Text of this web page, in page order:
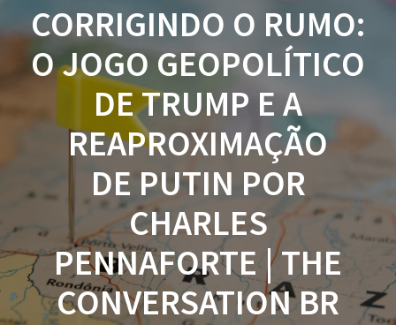
CORRIGINDO O RUMO:
O JOGO GEOPOLÍTICO
DE TRUMP E A
REAPROXIMAÇÃO
DE PUTIN POR
CHARLES
PENNAFORTE | THE
CONVERSATION BR